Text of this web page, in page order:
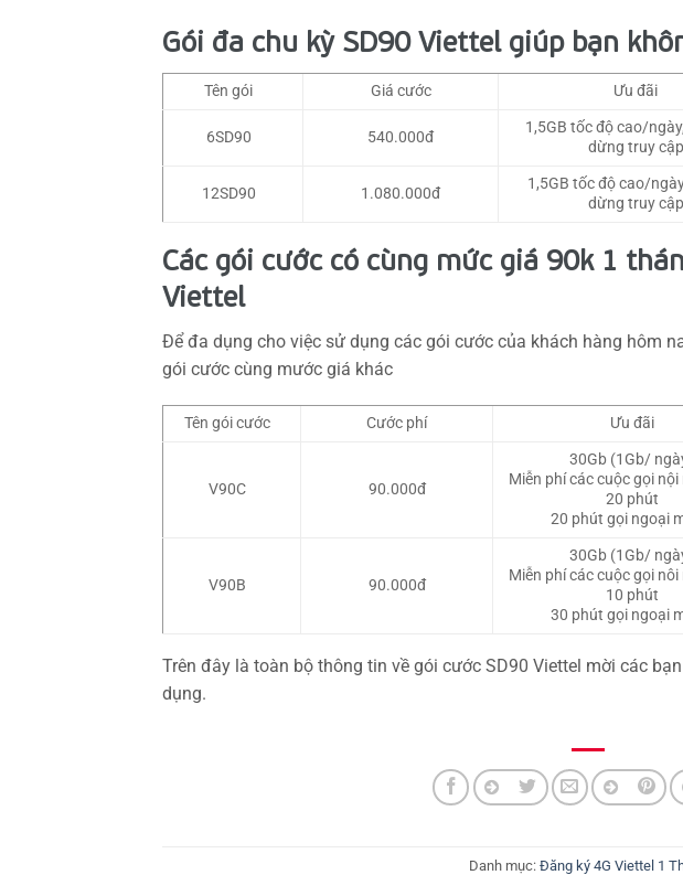
Gói đa chu kỳ SD90 Viettel giúp bạn
Tên gói Giá cước Ưu đãi
6SD90 540.000đ
1,5GB tốc độ cao/
dừng truy cập
12SD90 1.080.000đ
1,5GB tốc độ cao/
dừng truy cập
Các gói cước có cùng mức giá 90k 1
Viettel
Để đa dụng cho việc sử dụng các gói cước của khách hàng hôm
gói cước cùng mước giá khác
Tên gói cước Cước phí Ưu đãi
V90C 90.000đ
30Gb (1Gb/
Miễn phí các cuộc gọi
20 phút
20 phút gọi ngoại
V90B 90.000đ
30Gb (1Gb/
Miễn phí các cuộc gọi
10 phút
30 phút gọi ngoại
Trên đây là toàn bộ thông tin về gói cước SD90 Viettel mời các
dụng.
Danh mục: Đăng ký 4G Viettel 1